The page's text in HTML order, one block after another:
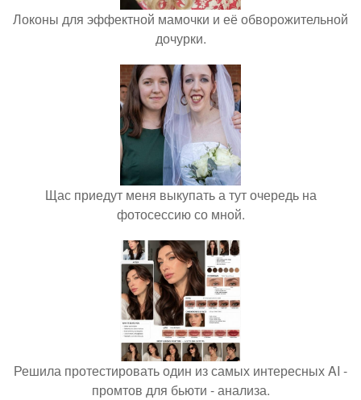
Локоны для эффектной мамочки и её обворожительной
дочурки.
Щас приедут меня выкупать а тут очередь на
фотосессию со мной.
Решила протестировать один из самых интересных AI -
промтов для бьюти - анализа.